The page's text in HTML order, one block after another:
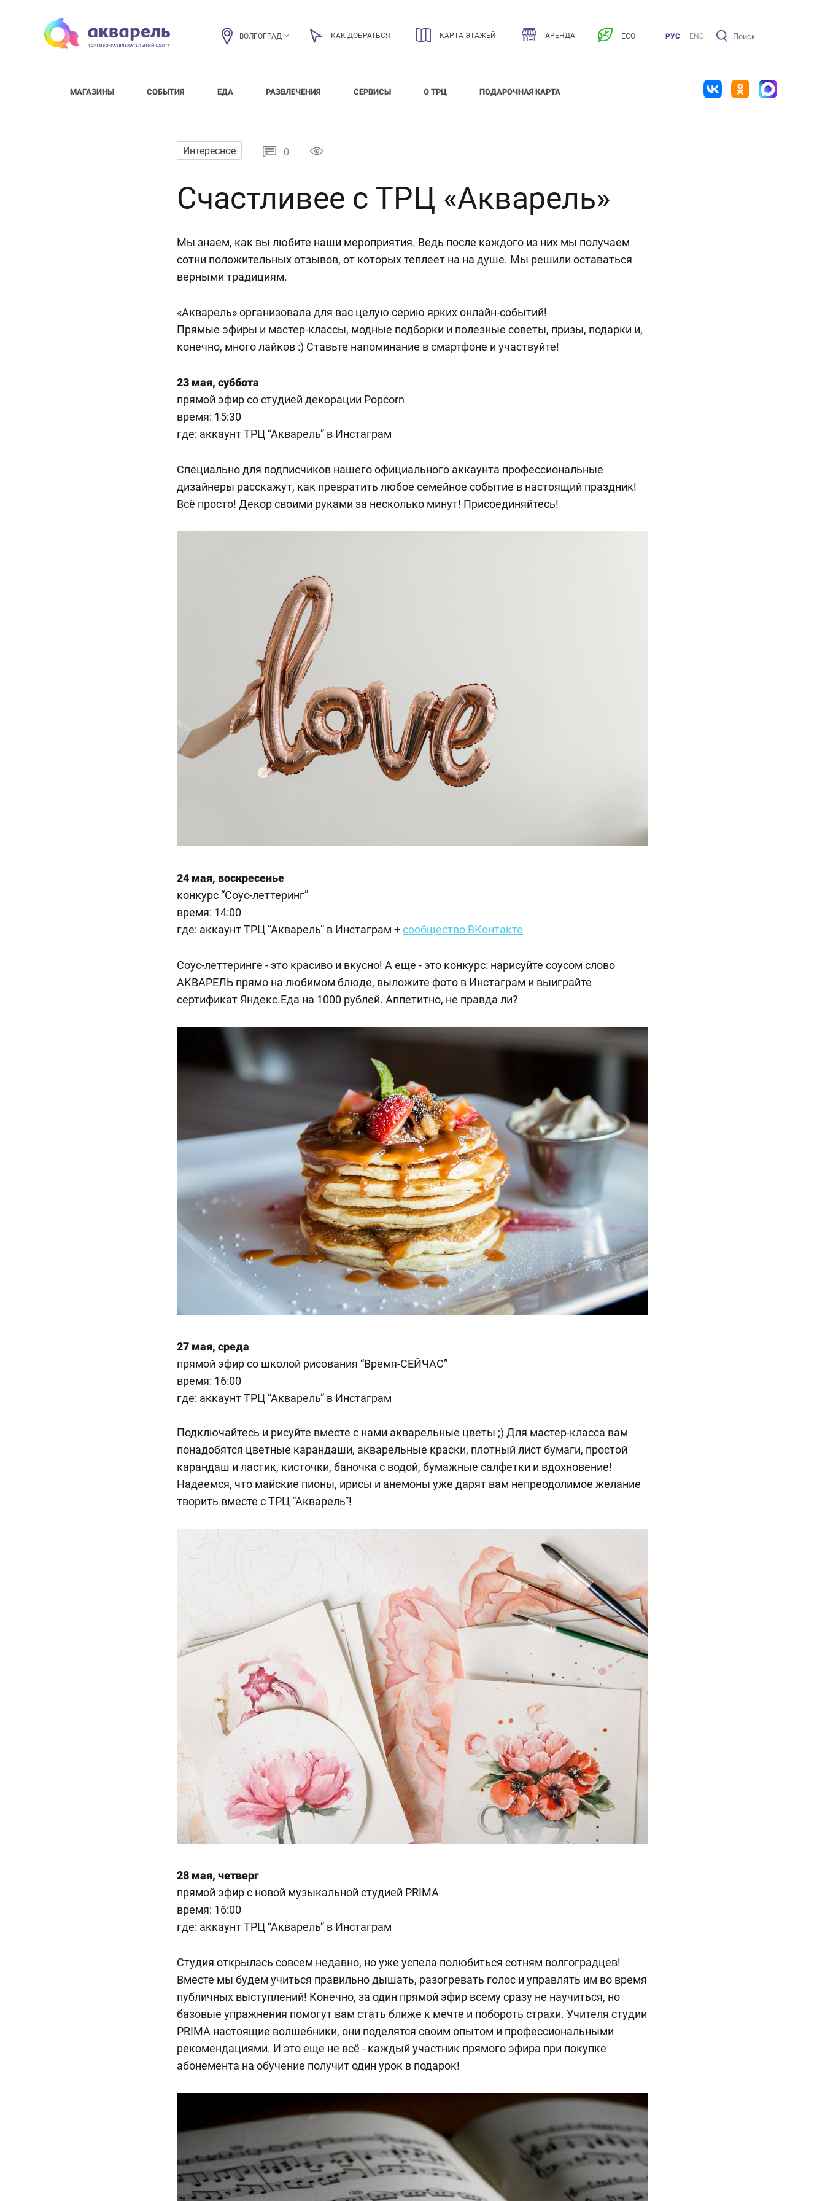
ВОЛГОГРАД КАК ДОБРАТЬСЯ КАРТА ЭТАЖЕЙ АРЕНДА ECO РУС ENG
МАГАЗИНЫ СОБЫТИЯ ЕДА РАЗВЛЕЧЕНИЯ СЕРВИСЫ О ТРЦ ПОДАРОЧНАЯ КАРТА
Интересное 0
Счастливее с ТРЦ «Акварель»
Мы знаем, как вы любите наши мероприятия. Ведь после каждого из них мы получаем
сотни положительных отзывов, от которых теплеет на на душе. Мы решили оставаться
верными традициям.
«Акварель» организовала для вас целую серию ярких онлайн-событий!
Прямые эфиры и мастер-классы, модные подборки и полезные советы, призы, подарки и,
конечно, много лайков :) Ставьте напоминание в смартфоне и участвуйте!
23 мая, суббота
прямой эфир со студией декорации Popcorn
время: 15:30
где: аккаунт ТРЦ “Акварель” в Инстаграм
Специально для подписчиков нашего официального аккаунта профессиональные
дизайнеры расскажут, как превратить любое семейное событие в настоящий праздник!
Всё просто! Декор своими руками за несколько минут! Присоединяйтесь!
24 мая, воскресенье
конкурс “Cоус-леттеринг”
время: 14:00
где: аккаунт ТРЦ “Акварель” в Инстаграм +сообщество ВКонтакте
Cоус-леттеринге - это красиво и вкусно! А еще - это конкурс: нарисуйте соусом слово
АКВАРЕЛЬ прямо на любимом блюде, выложите фото в Инстаграм и выиграйте
сертификат Яндекс.Еда на 1000 рублей. Аппетитно, не правда ли?
27 мая, среда
прямой эфир со школой рисования “Время-СЕЙЧАС”
время: 16:00
где: аккаунт ТРЦ “Акварель” в Инстаграм
Подключайтесь и рисуйте вместе с нами акварельные цветы ;) Для мастер-класса вам
понадобятся цветные карандаши, акварельные краски, плотный лист бумаги, простой
карандаш и ластик, кисточки, баночка с водой, бумажные салфетки и вдохновение!
Надеемся, что майские пионы, ирисы и анемоны уже дарят вам непреодолимое желание
творить вместе с ТРЦ “Акварель”!
28 мая, четверг
прямой эфир с новой музыкальной студией PRIMA
время: 16:00
где: аккаунт ТРЦ “Акварель” в Инстаграм
Студия открылась совсем недавно, но уже успела полюбиться сотням волгоградцев!
Вместе мы будем учиться правильно дышать, разогревать голос и управлять им во время
публичных выступлений! Конечно, за один прямой эфир всему сразу не научиться, но
базовые упражнения помогут вам стать ближе к мечте и побороть страхи. Учителя студии
PRIMA настоящие волшебники, они поделятся своим опытом и профессиональными
рекомендациями. И это еще не всё - каждый участник прямого эфира при покупке
абонемента на обучение получит один урок в подарок!